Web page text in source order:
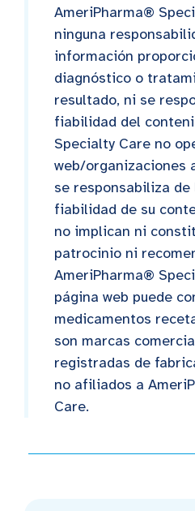
AmeriPharma®
ninguna
información
diagnóstico o
resultado, ni se
fiabilidad del
Specialty Care no
web/organizaciones
se responsabiliza
fiabilidad de su
no implican ni
patrocinio ni
AmeriPharma®
página web puede
medicamentos
son marcas
registradas de
no afiliados a
Care.